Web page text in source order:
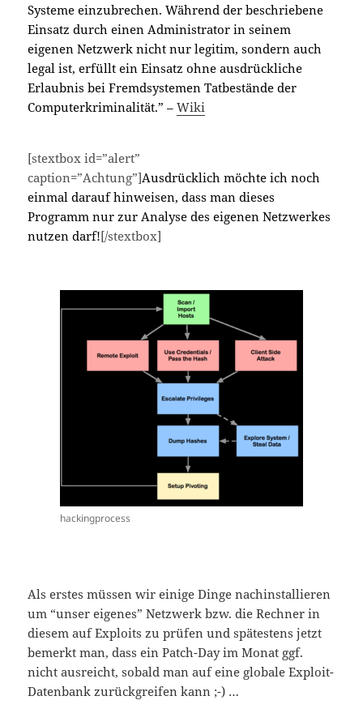
Systeme einzubrechen. Während der beschriebene
Einsatz durch einen Administrator in seinem
eigenen Netzwerk nicht nur legitim, sondern auch
legal ist, erfüllt ein Einsatz ohne ausdrückliche
Erlaubnis bei Fremdsystemen Tatbestände der
Computerkriminalität.” –Wiki
[stextbox id=”alert”
caption=”Achtung”]Ausdrücklich möchte ich noch
einmal darauf hinweisen, dass man dieses
Programm nur zur Analyse des eigenen Netzwerkes
nutzen darf![/stextbox]
hackingprocess
Als erstes müssen wir einige Dinge nachinstallieren
um “unser eigenes” Netzwerk bzw. die Rechner in
diesem auf Exploits zu prüfen und spätestens jetzt
bemerkt man, dass ein Patch-Day im Monat ggf.
nicht ausreicht, sobald man auf eine globale Exploit-
Datenbank zurückgreifen kann ;-) …